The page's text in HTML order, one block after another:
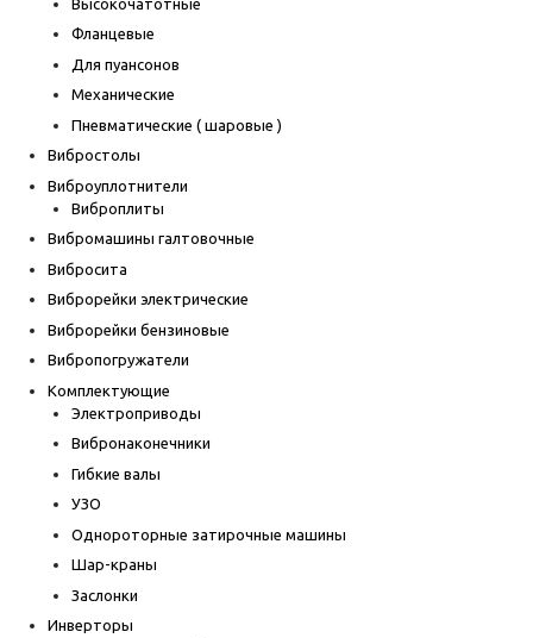
Фланцевые
Для пуансонов
Механические
Пневматические ( шаровые )
Вибростолы
Виброуплотнители
Виброплиты
Вибромашины галтовочные
Вибросита
Виброрейки электрические
Виброрейки бензиновые
Вибропогружатели
Комплектующие
Электроприводы
Вибронаконечники
Гибкие валы
УЗО
Однороторные затирочные машины
Шар-краны
Заслонки
Инверторы